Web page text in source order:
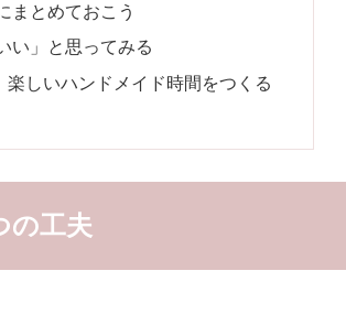
まとめておこう
い」と思ってみる
しいハンドメイド時間をつくる
の工夫